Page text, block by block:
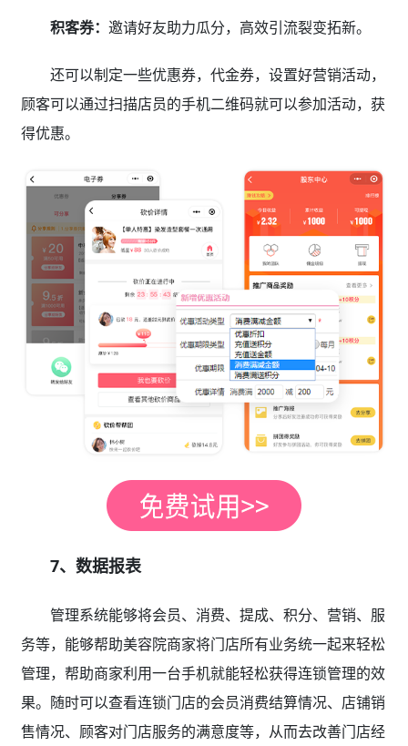
积客券： 邀请好友助力瓜分，高效引流裂变拓新。
还可以制定一些优惠券，代金券，设置好营销活动，
顾客可以通过扫描店员的手机二维码就可以参加活动，获
得优惠。
7、数据报表
管理系统能够将会员、消费、提成、积分、营销、服
务等，能够帮助美容院商家将门店所有业务统一起来轻松
管理，帮助商家利用一台手机就能轻松获得连锁管理的效
果。随时可以查看连锁门店的会员消费结算情况、店铺销
售情况、顾客对门店服务的满意度等，从而去改善门店经